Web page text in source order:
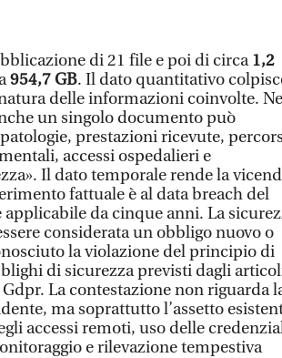
di 21 file e poi di circa 1,2
954,7 GB. Il dato quantitativo
delle informazioni coinvolte.
un singolo documento può
prestazioni ricevute,
accessi ospedalieri e
Il dato temporale rende la
fattuale è al data breach del
da cinque anni. La
considerata un obbligo nuovo o
la violazione del principio di
di sicurezza previsti dagli
La contestazione non riguarda
ma soprattutto l’assetto
accessi remoti, uso delle
e rilevazione tempestiva